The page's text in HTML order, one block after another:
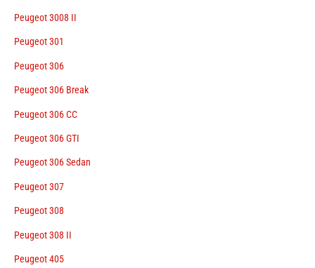
Peugeot 3008 II
Peugeot 301
Peugeot 306
Peugeot 306 Break
Peugeot 306 CC
Peugeot 306 GTI
Peugeot 306 Sedan
Peugeot 307
Peugeot 308
Peugeot 308 II
Peugeot 405